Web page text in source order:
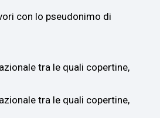
con lo pseudonimo di
tra le quali copertine,
tra le quali copertine,